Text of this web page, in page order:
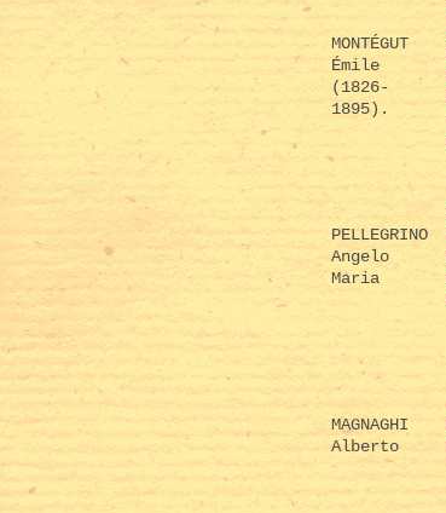
MONTÉGUT
Émile
(1826-
1895).
PELLEGRINO
Angelo
Maria
MAGNAGHI
Alberto